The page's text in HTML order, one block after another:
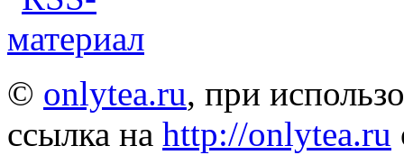
© onlytea.ru, при
ссылка на http://onlytea.ru